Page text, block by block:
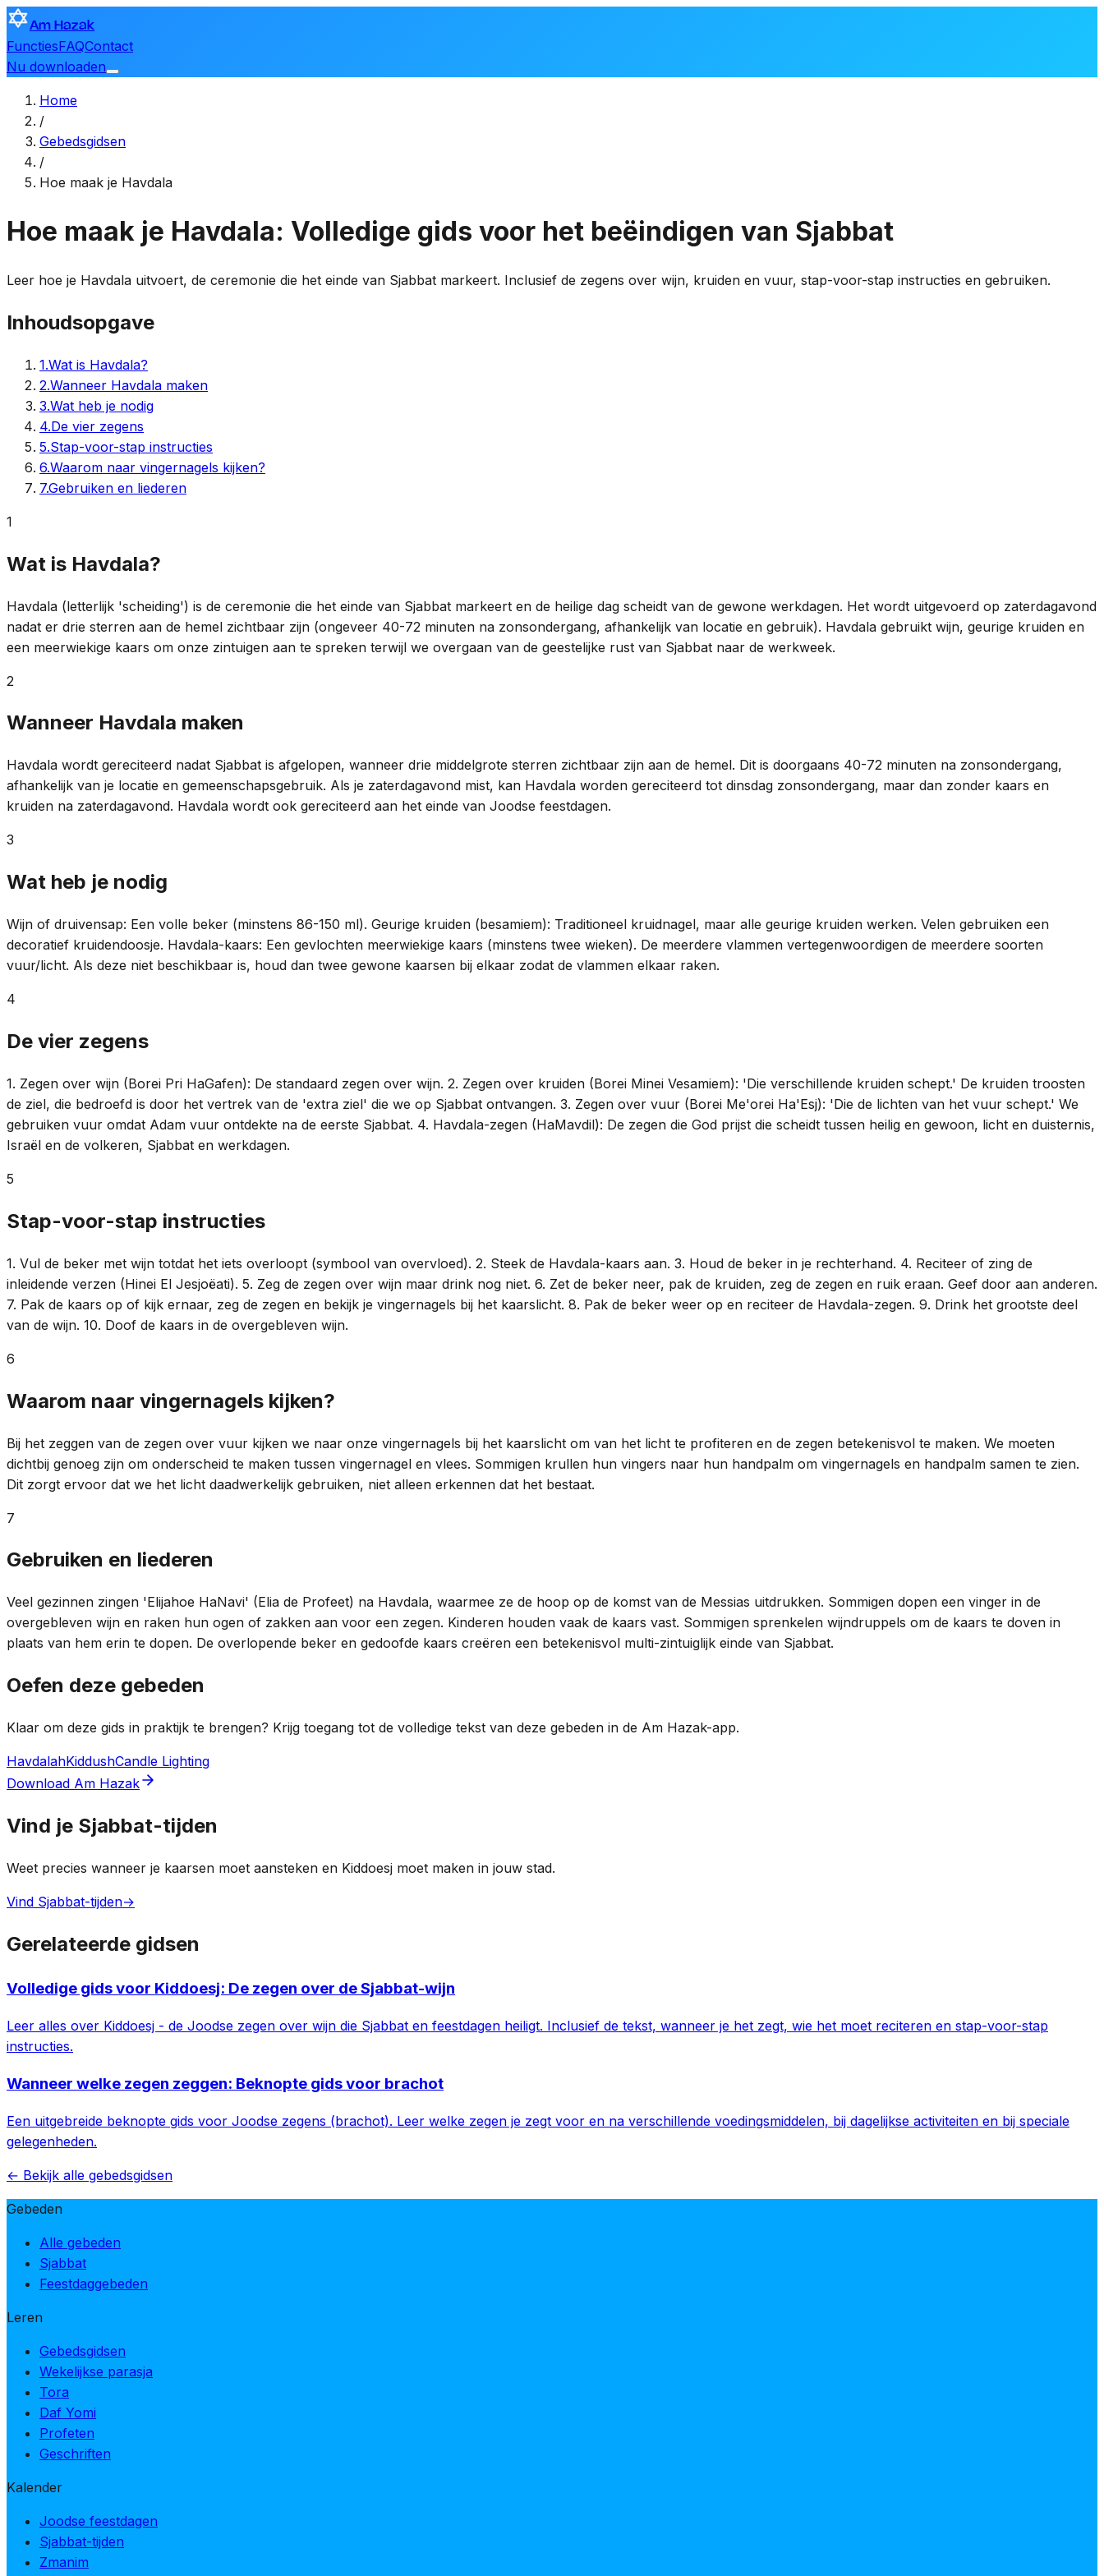
Am Hazak
FunctiesFAQContact
Nu downloaden
Home
/
Gebedsgidsen
/
Hoe maak je Havdala
Hoe maak je Havdala: Volledige gids voor het beëindigen van Sjabbat
Leer hoe je Havdala uitvoert, de ceremonie die het einde van Sjabbat markeert. Inclusief de zegens over wijn, kruiden en vuur, stap-voor-stap instructies en gebruiken.
Inhoudsopgave
1.Wat is Havdala?
2.Wanneer Havdala maken
3.Wat heb je nodig
4.De vier zegens
5.Stap-voor-stap instructies
6.Waarom naar vingernagels kijken?
7.Gebruiken en liederen
1
Wat is Havdala?
Havdala (letterlijk 'scheiding') is de ceremonie die het einde van Sjabbat markeert en de heilige dag scheidt van de gewone werkdagen. Het wordt uitgevoerd op zaterdagavond
nadat er drie sterren aan de hemel zichtbaar zijn (ongeveer 40-72 minuten na zonsondergang, afhankelijk van locatie en gebruik). Havdala gebruikt wijn, geurige kruiden en
een meerwiekige kaars om onze zintuigen aan te spreken terwijl we overgaan van de geestelijke rust van Sjabbat naar de werkweek.
2
Wanneer Havdala maken
Havdala wordt gereciteerd nadat Sjabbat is afgelopen, wanneer drie middelgrote sterren zichtbaar zijn aan de hemel. Dit is doorgaans 40-72 minuten na zonsondergang,
afhankelijk van je locatie en gemeenschapsgebruik. Als je zaterdagavond mist, kan Havdala worden gereciteerd tot dinsdag zonsondergang, maar dan zonder kaars en
kruiden na zaterdagavond. Havdala wordt ook gereciteerd aan het einde van Joodse feestdagen.
3
Wat heb je nodig
Wijn of druivensap: Een volle beker (minstens 86-150 ml). Geurige kruiden (besamiem): Traditioneel kruidnagel, maar alle geurige kruiden werken. Velen gebruiken een
decoratief kruidendoosje. Havdala-kaars: Een gevlochten meerwiekige kaars (minstens twee wieken). De meerdere vlammen vertegenwoordigen de meerdere soorten
vuur/licht. Als deze niet beschikbaar is, houd dan twee gewone kaarsen bij elkaar zodat de vlammen elkaar raken.
4
De vier zegens
1. Zegen over wijn (Borei Pri HaGafen): De standaard zegen over wijn. 2. Zegen over kruiden (Borei Minei Vesamiem): 'Die verschillende kruiden schept.' De kruiden troosten
de ziel, die bedroefd is door het vertrek van de 'extra ziel' die we op Sjabbat ontvangen. 3. Zegen over vuur (Borei Me'orei Ha'Esj): 'Die de lichten van het vuur schept.' We
gebruiken vuur omdat Adam vuur ontdekte na de eerste Sjabbat. 4. Havdala-zegen (HaMavdil): De zegen die God prijst die scheidt tussen heilig en gewoon, licht en duisternis,
Israël en de volkeren, Sjabbat en werkdagen.
5
Stap-voor-stap instructies
1. Vul de beker met wijn totdat het iets overloopt (symbool van overvloed). 2. Steek de Havdala-kaars aan. 3. Houd de beker in je rechterhand. 4. Reciteer of zing de
inleidende verzen (Hinei El Jesjoëati). 5. Zeg de zegen over wijn maar drink nog niet. 6. Zet de beker neer, pak de kruiden, zeg de zegen en ruik eraan. Geef door aan anderen.
7. Pak de kaars op of kijk ernaar, zeg de zegen en bekijk je vingernagels bij het kaarslicht. 8. Pak de beker weer op en reciteer de Havdala-zegen. 9. Drink het grootste deel
van de wijn. 10. Doof de kaars in de overgebleven wijn.
6
Waarom naar vingernagels kijken?
Bij het zeggen van de zegen over vuur kijken we naar onze vingernagels bij het kaarslicht om van het licht te profiteren en de zegen betekenisvol te maken. We moeten
dichtbij genoeg zijn om onderscheid te maken tussen vingernagel en vlees. Sommigen krullen hun vingers naar hun handpalm om vingernagels en handpalm samen te zien.
Dit zorgt ervoor dat we het licht daadwerkelijk gebruiken, niet alleen erkennen dat het bestaat.
7
Gebruiken en liederen
Veel gezinnen zingen 'Elijahoe HaNavi' (Elia de Profeet) na Havdala, waarmee ze de hoop op de komst van de Messias uitdrukken. Sommigen dopen een vinger in de
overgebleven wijn en raken hun ogen of zakken aan voor een zegen. Kinderen houden vaak de kaars vast. Sommigen sprenkelen wijndruppels om de kaars te doven in
plaats van hem erin te dopen. De overlopende beker en gedoofde kaars creëren een betekenisvol multi-zintuiglijk einde van Sjabbat.
Oefen deze gebeden
Klaar om deze gids in praktijk te brengen? Krijg toegang tot de volledige tekst van deze gebeden in de Am Hazak-app.
HavdalahKiddushCandle Lighting
Download Am Hazak
Vind je Sjabbat-tijden
Weet precies wanneer je kaarsen moet aansteken en Kiddoesj moet maken in jouw stad.
Vind Sjabbat-tijden→
Gerelateerde gidsen
Volledige gids voor Kiddoesj: De zegen over de Sjabbat-wijn
Leer alles over Kiddoesj - de Joodse zegen over wijn die Sjabbat en feestdagen heiligt. Inclusief de tekst, wanneer je het zegt, wie het moet reciteren en stap-voor-stap
instructies.
Wanneer welke zegen zeggen: Beknopte gids voor brachot
Een uitgebreide beknopte gids voor Joodse zegens (brachot). Leer welke zegen je zegt voor en na verschillende voedingsmiddelen, bij dagelijkse activiteiten en bij speciale
gelegenheden.
← Bekijk alle gebedsgidsen
Gebeden
Alle gebeden
Sjabbat
Feestdaggebeden
Leren
Gebedsgidsen
Wekelijkse parasja
Tora
Daf Yomi
Profeten
Geschriften
Kalender
Joodse feestdagen
Sjabbat-tijden
Zmanim